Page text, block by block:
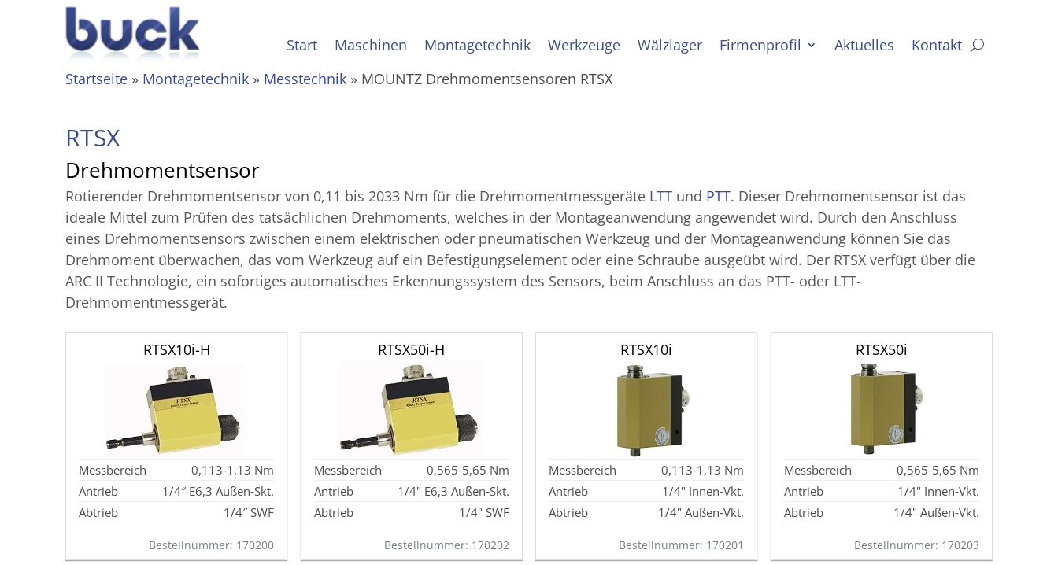
Start Maschinen Montagetechnik Werkzeuge Wälzlager Firmenprofil Aktuelles
Kontakt
Startseite » Montagetechnik » Messtechnik » MOUNTZ Drehmomentsensoren RTSX
RTSX
Drehmoment­­sensor
Rotierender Drehmomentsensor von 0,11 bis 2033 Nm für die Drehmoment­messgeräte LTT und PTT. Dieser Drehmomentsensor ist das
ideale Mittel zum Prüfen des tatsächlichen Drehmoments, welches in der Montageanwendung angewendet wird. Durch den Anschluss
eines Drehmomentsensors zwischen einem elektrischen oder pneumatischen Werkzeug und der Montageanwendung können Sie das
Drehmoment überwachen, das vom Werkzeug auf ein Befestigungselement oder eine Schraube ausgeübt wird. Der RTSX verfügt über die
ARC II Technologie, ein sofortiges automatisches Erkennungssystem des Sensors, beim Anschluss an das PTT- oder LTT-
Drehmomentmessgerät.
RTSX10i-H
0,113‑1,13 Nm
1/4″ E6,3 Außen‑Skt.
1/4″ SWF
Bestellnummer: 170200
RTSX50i-H
0,565‑5,65 Nm
1/4" E6,3 Außen‑Skt.
1/4" SWF
Bestellnummer: 170202
RTSX10i
0,113‑1,13 Nm
1/4" Innen‑Vkt.
1/4" Außen‑Vkt.
Bestellnummer: 170201
RTSX50i
0,565‑5,65 Nm
1/4" Innen‑Vkt.
1/4" Außen‑Vkt.
Bestellnummer: 170203